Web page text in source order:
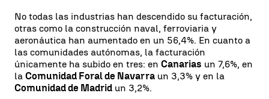
No todas las industrias han descendido su facturación,
otras como la construcción naval, ferroviaria y
aeronáutica han aumentado en un 56,4%. En cuanto a
las comunidades autónomas, la facturación
únicamente ha subido en tres: en Canarias un 7,6%, en
la Comunidad Foral de Navarra un 3,3% y en la
Comunidad de Madrid un 3,2%.